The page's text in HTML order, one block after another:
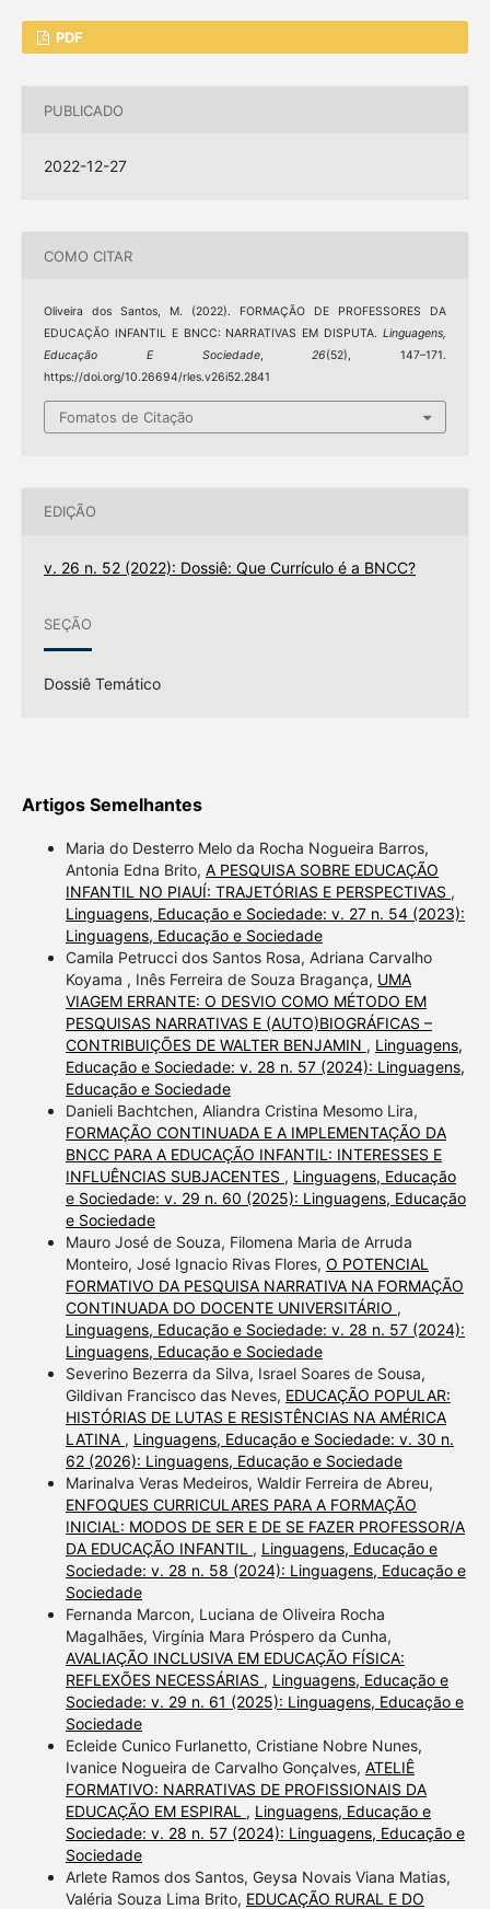
PDF
PUBLICADO
2022-12-27
COMO CITAR
Oliveira dos Santos, M. (2022). FORMAÇÃO DE PROFESSORES DA
EDUCAÇÃO INFANTIL E BNCC: NARRATIVAS EM DISPUTA.Linguagens,
Educação E Sociedade,26(52), 147–171.
https://doi.org/10.26694/rles.v26i52.2841
Fomatos de Citação
EDIÇÃO
v. 26 n. 52 (2022): Dossiê: Que Currículo é a BNCC?
SEÇÃO
Dossiê Temático
Artigos Semelhantes
Maria do Desterro Melo da Rocha Nogueira Barros,
Antonia Edna Brito, A PESQUISA SOBRE EDUCAÇÃO
INFANTIL NO PIAUÍ: TRAJETÓRIAS E PERSPECTIVAS ,
Linguagens, Educação e Sociedade: v. 27 n. 54 (2023):
Linguagens, Educação e Sociedade
Camila Petrucci dos Santos Rosa, Adriana Carvalho
Koyama , Inês Ferreira de Souza Bragança, UMA
VIAGEM ERRANTE: O DESVIO COMO MÉTODO EM
PESQUISAS NARRATIVAS E (AUTO)BIOGRÁFICAS –
CONTRIBUIÇÕES DE WALTER BENJAMIN , Linguagens,
Educação e Sociedade: v. 28 n. 57 (2024): Linguagens,
Educação e Sociedade
Danieli Bachtchen, Aliandra Cristina Mesomo Lira,
FORMAÇÃO CONTINUADA E A IMPLEMENTAÇÃO DA
BNCC PARA A EDUCAÇÃO INFANTIL: INTERESSES E
INFLUÊNCIAS SUBJACENTES , Linguagens, Educação
e Sociedade: v. 29 n. 60 (2025): Linguagens, Educação
e Sociedade
Mauro José de Souza, Filomena Maria de Arruda
Monteiro, José Ignacio Rivas Flores, O POTENCIAL
FORMATIVO DA PESQUISA NARRATIVA NA FORMAÇÃO
CONTINUADA DO DOCENTE UNIVERSITÁRIO ,
Linguagens, Educação e Sociedade: v. 28 n. 57 (2024):
Linguagens, Educação e Sociedade
Severino Bezerra da Silva, Israel Soares de Sousa,
Gildivan Francisco das Neves, EDUCAÇÃO POPULAR:
HISTÓRIAS DE LUTAS E RESISTÊNCIAS NA AMÉRICA
LATINA , Linguagens, Educação e Sociedade: v. 30 n.
62 (2026): Linguagens, Educação e Sociedade
Marinalva Veras Medeiros, Waldir Ferreira de Abreu,
ENFOQUES CURRICULARES PARA A FORMAÇÃO
INICIAL: MODOS DE SER E DE SE FAZER PROFESSOR/A
DA EDUCAÇÃO INFANTIL , Linguagens, Educação e
Sociedade: v. 28 n. 58 (2024): Linguagens, Educação e
Sociedade
Fernanda Marcon, Luciana de Oliveira Rocha
Magalhães, Virgínia Mara Próspero da Cunha,
AVALIAÇÃO INCLUSIVA EM EDUCAÇÃO FÍSICA:
REFLEXÕES NECESSÁRIAS , Linguagens, Educação e
Sociedade: v. 29 n. 61 (2025): Linguagens, Educação e
Sociedade
Ecleide Cunico Furlanetto, Cristiane Nobre Nunes,
Ivanice Nogueira de Carvalho Gonçalves, ATELIÊ
FORMATIVO: NARRATIVAS DE PROFISSIONAIS DA
EDUCAÇÃO EM ESPIRAL , Linguagens, Educação e
Sociedade: v. 28 n. 57 (2024): Linguagens, Educação e
Sociedade
Arlete Ramos dos Santos, Geysa Novais Viana Matias,
Valéria Souza Lima Brito, EDUCAÇÃO RURAL E DO